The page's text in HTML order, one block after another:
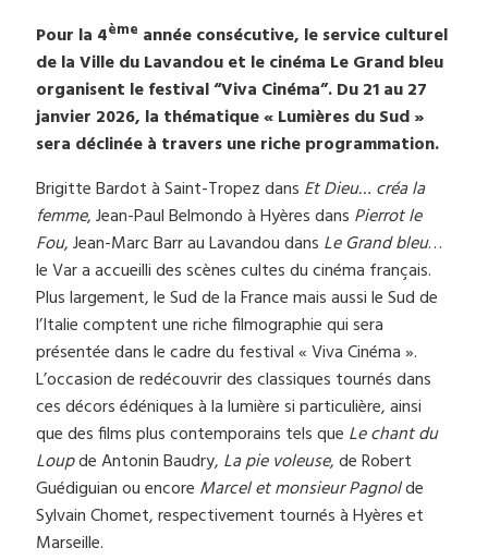
Pour la 4ème année consécutive, le service culturel
de la Ville du Lavandou et le cinéma Le Grand bleu
organisent le festival “Viva Cinéma”. Du 21 au 27
janvier 2026, la thématique « Lumières du Sud »
sera déclinée à travers une riche programmation.
Brigitte Bardot à Saint-Tropez dans Et Dieu… créa la
femme, Jean-Paul Belmondo à Hyères dans Pierrot le
Fou, Jean-Marc Barr au Lavandou dans Le Grand bleu…
le Var a accueilli des scènes cultes du cinéma français.
Plus largement, le Sud de la France mais aussi le Sud de
l’Italie comptent une riche filmographie qui sera
présentée dans le cadre du festival « Viva Cinéma ».
L’occasion de redécouvrir des classiques tournés dans
ces décors édéniques à la lumière si particulière, ainsi
que des films plus contemporains tels que Le chant du
Loupde Antonin Baudry, La pie voleuse, de Robert
Guédiguian ou encore Marcel et monsieur Pagnolde
Sylvain Chomet, respectivement tournés à Hyères et
Marseille.